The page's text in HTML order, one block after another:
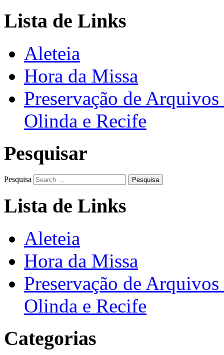
Lista de Links
Aleteia
Hora da Missa
Preservação de
Olinda e Recife
Pesquisar
Pesquisa
Lista de Links
Aleteia
Hora da Missa
Preservação de
Olinda e Recife
Categorias